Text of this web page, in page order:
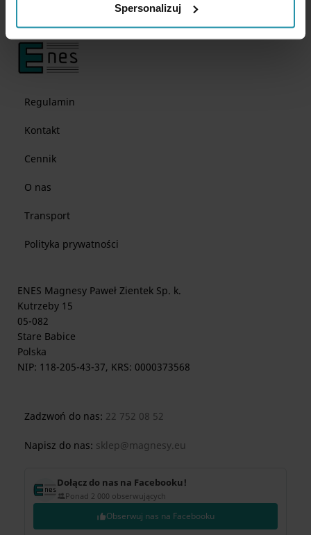
Spersonalizuj
Regulamin
Kontakt
Cennik
O nas
Transport
Polityka prywatności
ENES Magnesy Paweł Zientek Sp. k.
Kutrzeby 15
05-082
Stare Babice
Polska
NIP: 118-205-43-37, KRS: 0000373568
Zadzwoń do nas: 22 752 08 52
Napisz do nas: sklep@magnesy.eu
Dołącz do nas na Facebooku!
Ponad 2 000 obserwujących
Obserwuj nas na Facebooku